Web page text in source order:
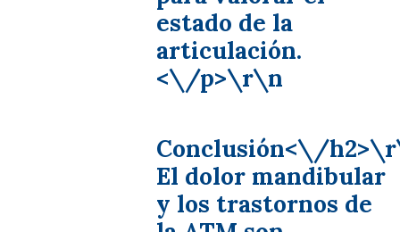
estado de la
articulación.
<\/p>\r\n
Conclusión<\/
El dolor mandibular
y los trastornos de